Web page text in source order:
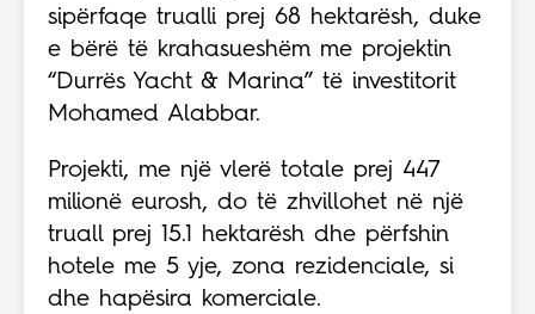
sipërfaqe trualli prej 68 hektarësh, duke
e bërë të krahasueshëm me projektin
“Durrës Yacht & Marina” të investitorit
Mohamed Alabbar.
Projekti, me një vlerë totale prej 447
milionë eurosh, do të zhvillohet në një
truall prej 15.1 hektarësh dhe përfshin
hotele me 5 yje, zona rezidenciale, si
dhe hapësira komerciale.